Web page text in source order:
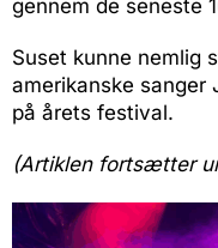
gennem de seneste
Suset kunne nemlig
amerikanske sanger
på årets festival.
(Artiklen fortsætter